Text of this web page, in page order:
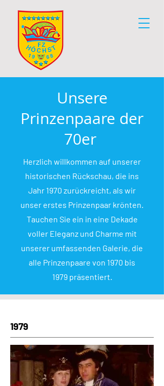
Unsere
Prinzenpaare der
70er
Herzlich willkommen auf unserer
historischen Rückschau, die ins
Jahr 1970 zurückreicht, als wir
unser erstes Prinzenpaar krönten.
Tauchen Sie ein in eine Dekade
voller Eleganz und Charme mit
unserer umfassenden Galerie, die
alle Prinzenpaare von 1970 bis
1979 präsentiert.
1979